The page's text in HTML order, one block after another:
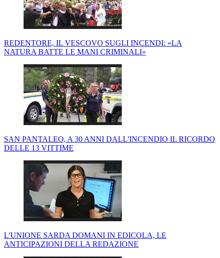
REDENTORE, IL VESCOVO SUGLI INCENDI: «LA
NATURA BATTE LE MANI CRIMINALI»
SAN PANTALEO, A 30 ANNI DALL'INCENDIO IL RICORDO
DELLE 13 VITTIME
L'UNIONE SARDA DOMANI IN EDICOLA, LE
ANTICIPAZIONI DELLA REDAZIONE